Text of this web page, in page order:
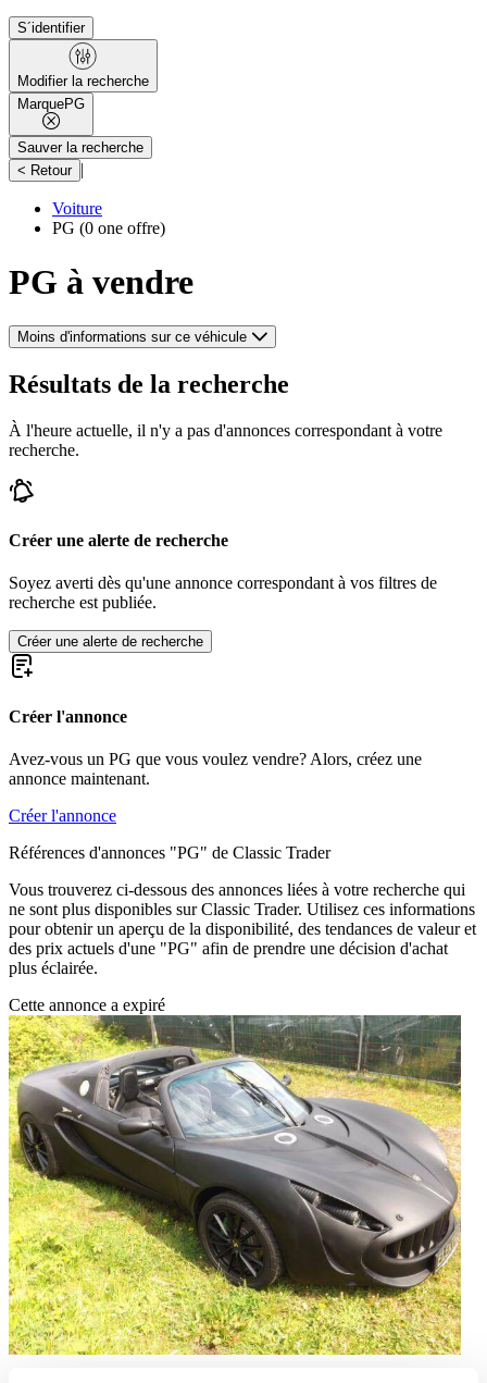
S´identifier
Modifier la recherche
MarquePG
Sauver la recherche
< Retour |
Voiture
PG (0 one offre)
PG à vendre
Moins d'informations sur ce véhicule
Résultats de la recherche
À l'heure actuelle, il n'y a pas d'annonces correspondant à votre
recherche.
Créer une alerte de recherche
Soyez averti dès qu'une annonce correspondant à vos filtres de
recherche est publiée.
Créer une alerte de recherche
Créer l'annonce
Avez-vous un PG que vous voulez vendre? Alors, créez une
annonce maintenant.
Créer l'annonce
Références d'annonces "PG" de Classic Trader
Vous trouverez ci-dessous des annonces liées à votre recherche qui
ne sont plus disponibles sur Classic Trader. Utilisez ces informations
pour obtenir un aperçu de la disponibilité, des tendances de valeur et
des prix actuels d'une "PG" afin de prendre une décision d'achat
plus éclairée.
Cette annonce a expiré